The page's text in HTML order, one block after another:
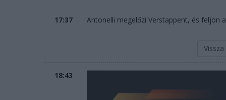
17:37 Antonelli megelőzi Verstappent, és feljön
18:43